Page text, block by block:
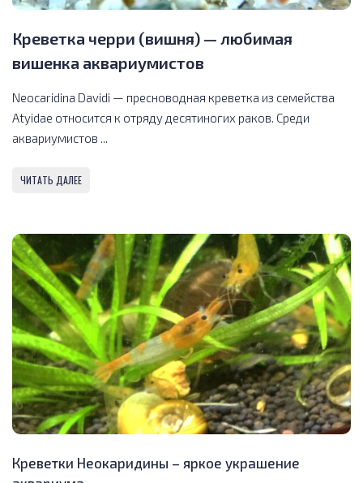
Креветка черри (вишня) — любимая
вишенка аквариумистов
Neocaridina Davidi — пресноводная креветка из семейства
Atyidae относится к отряду десятиногих раков. Среди
аквариумистов ...
ЧИТАТЬ ДАЛЕЕ
Креветки Неокаридины – яркое украшение